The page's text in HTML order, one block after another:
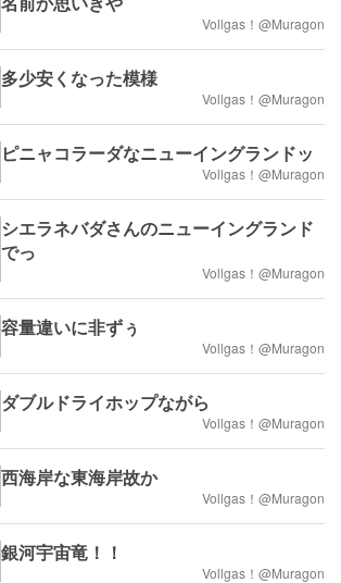
Vollgas！@Muragon
多少安くなった模様
Vollgas！@Muragon
ピニャコラーダなニューイングランドッ
Vollgas！@Muragon
シエラネバダさんのニューイングランド
でっ
Vollgas！@Muragon
容量違いに非ずぅ
Vollgas！@Muragon
ダブルドライホップながら
Vollgas！@Muragon
西海岸な東海岸故か
Vollgas！@Muragon
銀河宇宙竜！！
Vollgas！@Muragon